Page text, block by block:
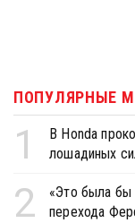
ПОПУЛЯРНЫЕ
1
В Honda
лошадиных
2
«Это была бы
перехода